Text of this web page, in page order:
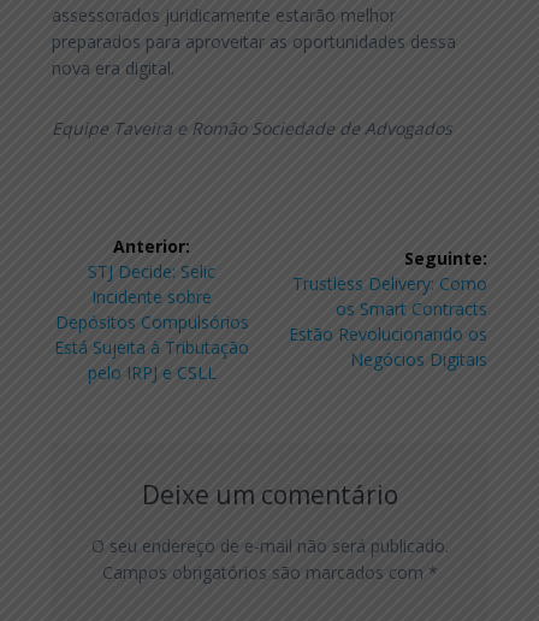
assessorados juridicamente estarão melhor
preparados para aproveitar as oportunidades dessa
nova era digital.
Equipe Taveira e Romão Sociedade de Advogados
Navegação
Post
Anterior:
Post
anterior:
STJ Decide: Selic
Incidente sobre
Depósitos Compulsórios
Está Sujeita à Tributação
pelo IRPJ e CSLL
Seguinte:
Post
seguinte:
Trustless Delivery: Como
os Smart Contracts
Estão Revolucionando os
Negócios Digitais
Deixe um comentário
O seu endereço de e-mail não será publicado.
Campos obrigatórios são marcados com *